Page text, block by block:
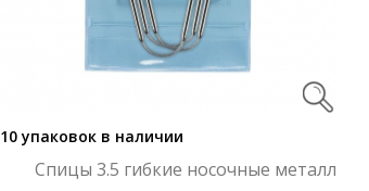
10 упаковок в наличии
Спицы 3.5 гибкие носочные металл